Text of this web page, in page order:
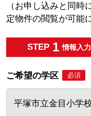
（お申し込みと同時
定物件の閲覧が可能
STEP 1 情報入力
ご希望の学区 必須
平塚市立金目小学